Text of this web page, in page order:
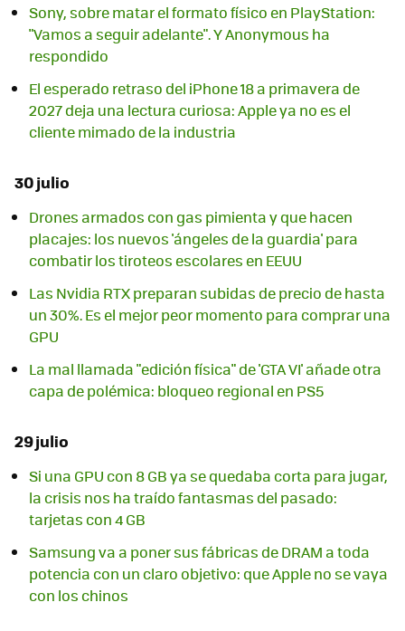
Sony, sobre matar el formato físico en PlayStation:
"Vamos a seguir adelante". Y Anonymous ha
respondido
El esperado retraso del iPhone 18 a primavera de
2027 deja una lectura curiosa: Apple ya no es el
cliente mimado de la industria
30 julio
Drones armados con gas pimienta y que hacen
placajes: los nuevos 'ángeles de la guardia' para
combatir los tiroteos escolares en EEUU
Las Nvidia RTX preparan subidas de precio de hasta
un 30%. Es el mejor peor momento para comprar una
GPU
La mal llamada "edición física" de 'GTA VI' añade otra
capa de polémica: bloqueo regional en PS5
29 julio
Si una GPU con 8 GB ya se quedaba corta para jugar,
la crisis nos ha traído fantasmas del pasado:
tarjetas con 4 GB
Samsung va a poner sus fábricas de DRAM a toda
potencia con un claro objetivo: que Apple no se vaya
con los chinos